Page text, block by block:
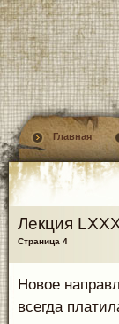
Главная
Лекция
Страница 4
Новое
всегда